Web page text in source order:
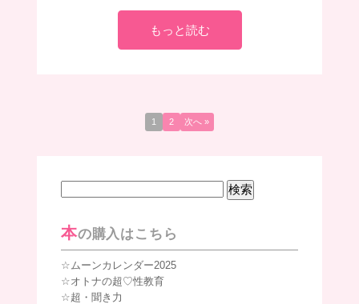
もっと読む
1 2 次へ »
本の購入はこちら
ムーンカレンダー2025
オトナの超♡性教育
超・聞き力